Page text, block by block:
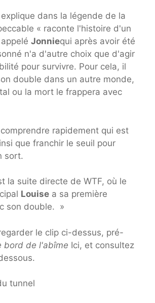
explique dans la légende de la
« raconte l'histoire d'un
Jonniequi après avoir été
n'a d'autre choix que d'agir
pour survivre. Pour cela, il
double dans un autre monde,
ou la mort le frappera avec
rapidement qui est
que franchir le seuil pour
sort.
la suite directe de WTF, où le
Louise a sa première
son double. »
le clip ci-dessus, pré-
bord de l'abîme Ici, et consultez
tunnel